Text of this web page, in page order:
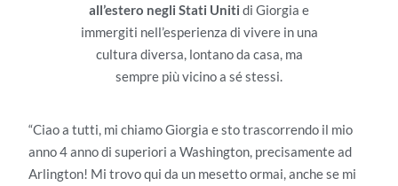
all’estero negli Stati Uniti di Giorgia e
immergiti nell’esperienza di vivere in una
cultura diversa, lontano da casa, ma
sempre più vicino a sé stessi.
“Ciao a tutti, mi chiamo Giorgia e sto trascorrendo il mio
anno 4 anno di superiori a Washington, precisamente ad
Arlington! Mi trovo qui da un mesetto ormai, anche se mi